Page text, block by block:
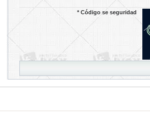
*Código se seguridad